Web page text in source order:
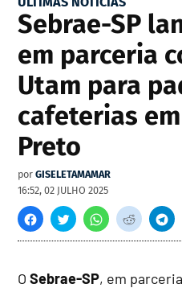
Sebrae-SP
em parceria
Utam para
cafeterias
Preto
por GISELETAMAMAR
16:52, 02 JULHO 2025
OSebrae-SP, em